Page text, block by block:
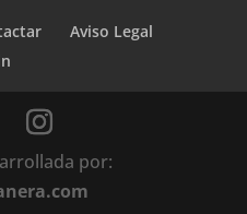
Aviso Legal
por: